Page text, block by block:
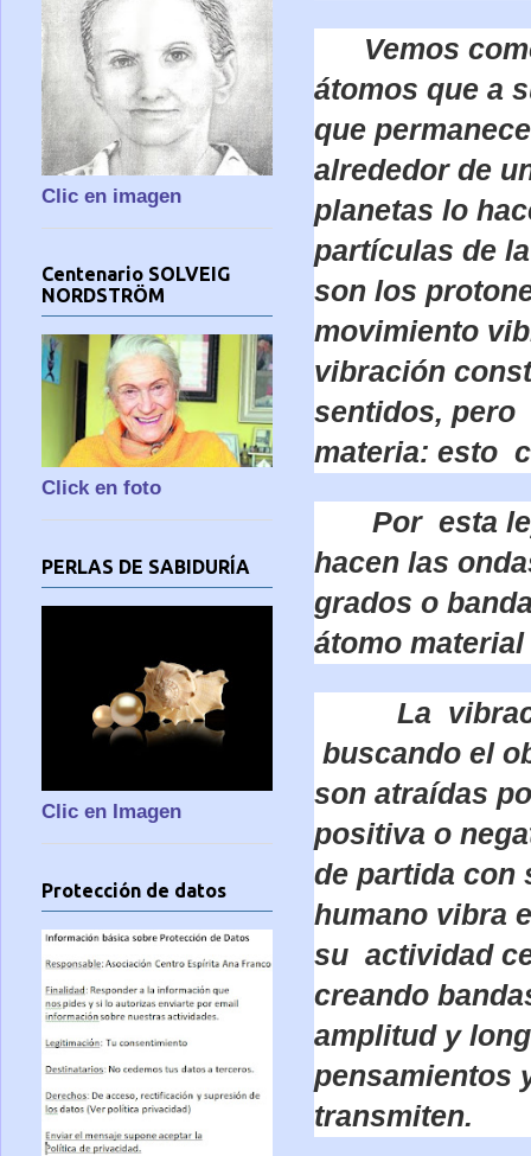
Vemos
átomos que a
que
alrededor de
planetas lo
partículas de
son los
movimiento
vibración
sentidos, pero
materia: esto
Por esta
hacen las
grados o
átomo
La
buscando el
son atraídas
positiva o
de partida con
humano vibra
su actividad
creando
amplitud y
pensamientos
transmiten.
Clic en imagen
Centenario SOLVEIG
NORDSTRÖM
Click en foto
PERLAS DE SABIDURÍA
Clic en Imagen
Protección de datos